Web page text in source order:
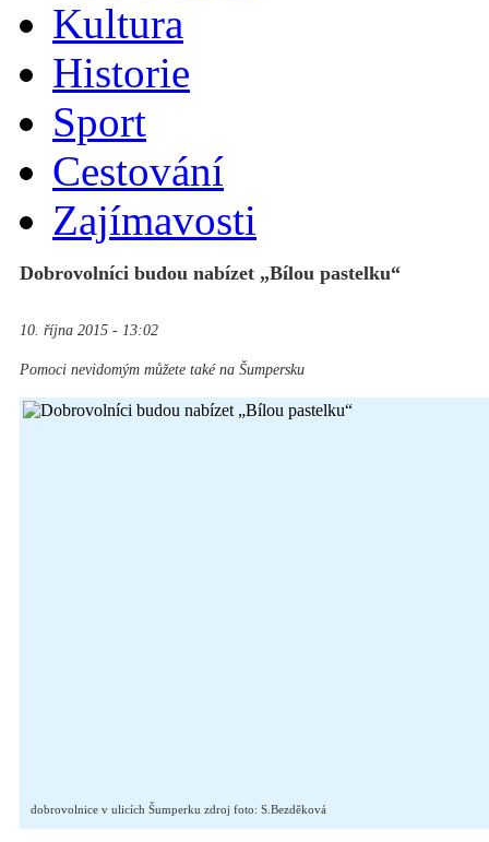
Kultura
Historie
Sport
Cestování
Zajímavosti
Dobrovolníci budou nabízet „Bílou pastelku“
10. října 2015 - 13:02
Pomoci nevidomým můžete také na Šumpersku
dobrovolnice v ulicích Šumperku zdroj foto: S.Bezděková